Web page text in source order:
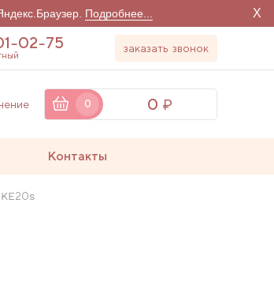
Подробнее... X
02-75 заказать звонок
0 0
Контакты